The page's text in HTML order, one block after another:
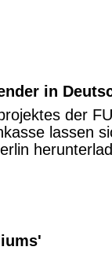
in
der
lassen